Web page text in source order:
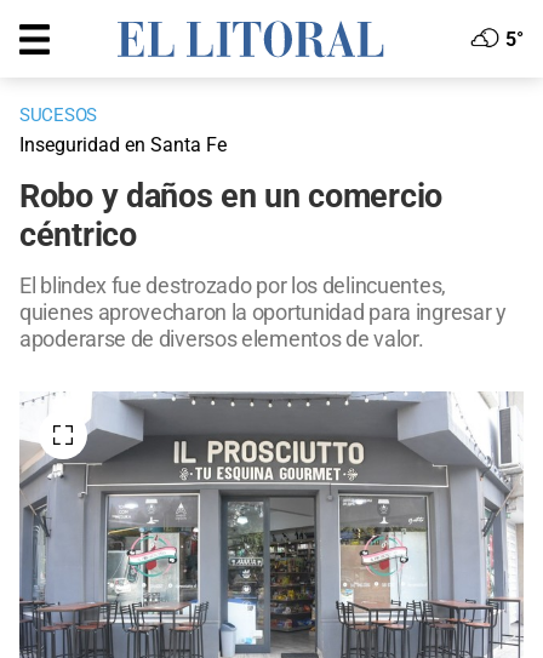
5°
SUCESOS
Inseguridad en Santa Fe
Robo y daños en un comercio
céntrico
El blindex fue destrozado por los delincuentes,
quienes aprovecharon la oportunidad para ingresar y
apoderarse de diversos elementos de valor.